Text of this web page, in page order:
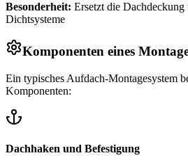
Besonderheit: Ersetzt die
Dichtsysteme
Komponenten eines
Ein typisches Aufdach-Montagesystem
Komponenten:
Dachhaken und Befestigung